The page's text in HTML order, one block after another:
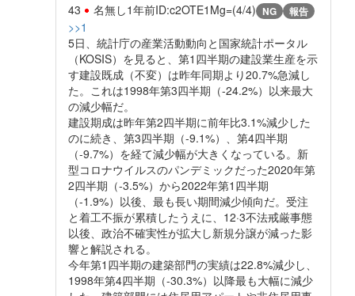
43 名無し1年前ID:c2OTE1Mg=(4/4) NG 報告
>>1
5日、統計庁の産業活動動向と国家統計ポータル
（KOSIS）を見ると、第1四半期の建設業生産を示
す建設既成（不変）は昨年同期より20.7%急減し
た。これは1998年第3四半期（-24.2%）以来最大
の減少幅だ。
建設期成は昨年第2四半期に前年比3.1%減少した
のに続き、第3四半期（-9.1%）、第4四半期
（-9.7%）を経て減少幅が大きくなっている。新
型コロナウイルスのパンデミックだった2020年第
2四半期（-3.5%）から2022年第1四半期
（-1.9%）以後、最も長い期間減少傾向だ。受注
と着工不振が累積したうえに、12·3不法戒厳事態
以後、政治不確実性が拡大し新規分譲が減った影
響と解説される。
今年第1四半期の建築部門の実績は22.8%減少し、
1998年第4四半期（-30.3%）以降最も大幅に減少